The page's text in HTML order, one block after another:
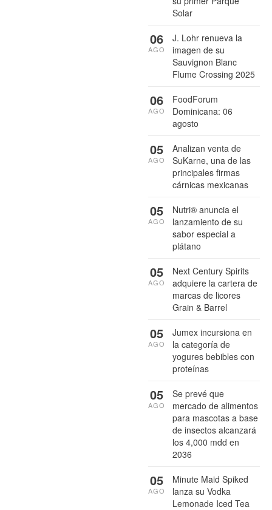
Solar
J. Lohr renueva la
imagen de su
Sauvignon Blanc
Flume Crossing 2025
06
AGO
FoodForum
Dominicana: 06
agosto
06
AGO
Analizan venta de
SuKarne, una de las
principales firmas
cárnicas mexicanas
05
AGO
Nutri® anuncia el
lanzamiento de su
sabor especial a
plátano
05
AGO
Next Century Spirits
adquiere la cartera de
marcas de licores
Grain & Barrel
05
AGO
Jumex incursiona en
la categoría de
yogures bebibles con
proteínas
05
AGO
Se prevé que
mercado de alimentos
para mascotas a base
de insectos alcanzará
los 4,000 mdd en
2036
05
AGO
Minute Maid Spiked
lanza su Vodka
Lemonade Iced Tea
05
AGO